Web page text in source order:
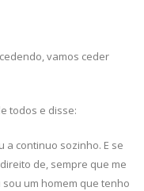
vamos ceder
todos e disse:
a continuo sozinho. E se
de, sempre que me
um homem que tenho